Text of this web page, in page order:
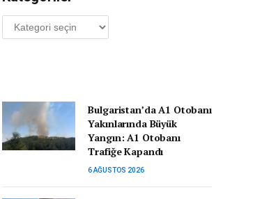
Kategoriler
Bulgaristan’da A1 Otobanı
Yakınlarında Büyük
Yangın: A1 Otobanı
Trafiğe Kapandı
6 AĞUSTOS 2026